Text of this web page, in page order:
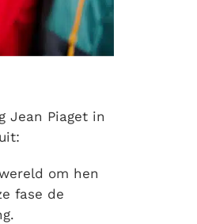
Jean Piaget in
om hen
fase de